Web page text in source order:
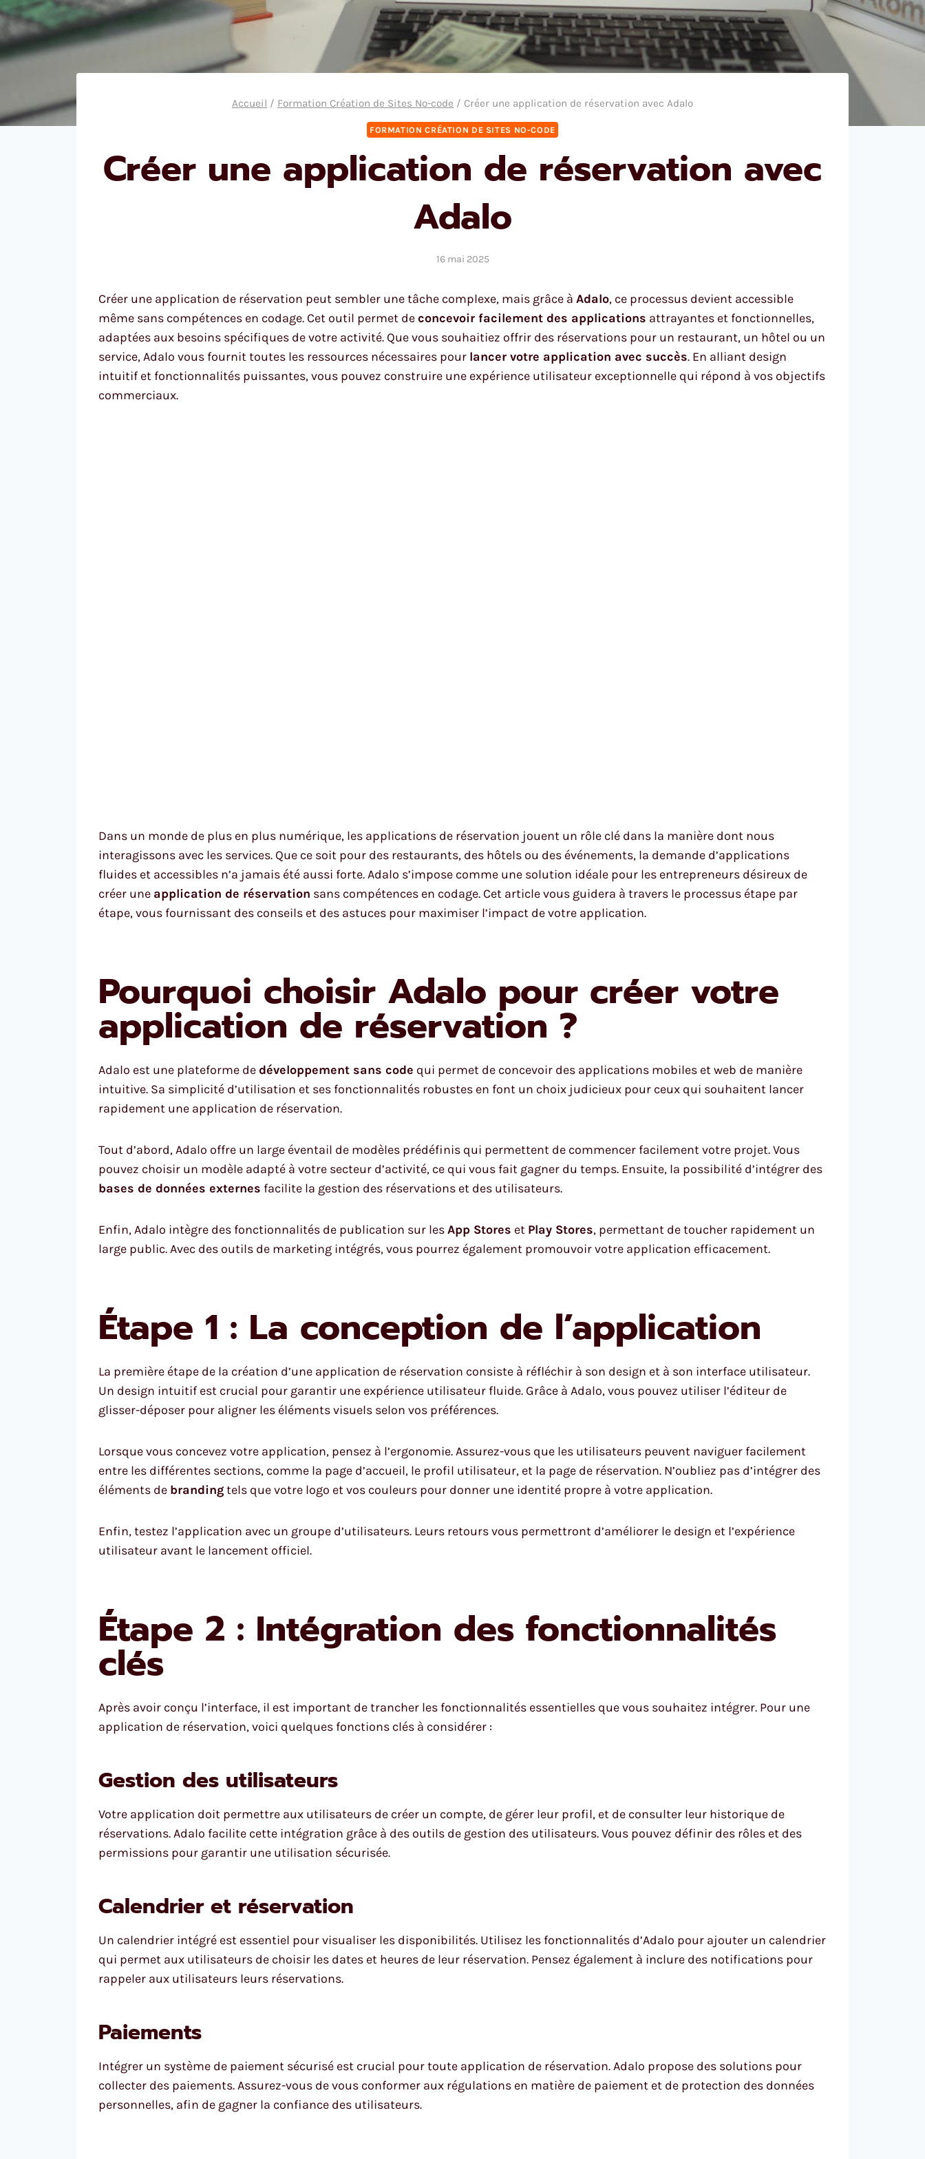
Accueil / Formation Création de Sites No-code / Créer une application de réservation avec Adalo
FORMATION CRÉATION DE SITES NO-CODE
Créer une application de réservation avec
Adalo
16 mai 2025
Créer une application de réservation peut sembler une tâche complexe, mais grâce à Adalo, ce processus devient accessible
même sans compétences en codage. Cet outil permet deconcevoir facilement des applications attrayantes et fonctionnelles,
adaptées aux besoins spécifiques de votre activité. Que vous souhaitiez offrir des réservations pour un restaurant, un hôtel ou un
service, Adalo vous fournit toutes les ressources nécessaires pour lancer votre application avec succès. En alliant design
intuitif et fonctionnalités puissantes, vous pouvez construire une expérience utilisateur exceptionnelle qui répond à vos objectifs
commerciaux.
Dans un monde de plus en plus numérique, les applications de réservation jouent un rôle clé dans la manière dont nous
interagissons avec les services. Que ce soit pour des restaurants, des hôtels ou des événements, la demande d’applications
fluides et accessibles n’a jamais été aussi forte. Adalo s’impose comme une solution idéale pour les entrepreneurs désireux de
créer une application de réservation sans compétences en codage. Cet article vous guidera à travers le processus étape par
étape, vous fournissant des conseils et des astuces pour maximiser l’impact de votre application.
Pourquoi choisir Adalo pour créer votre
application de réservation ?
Adalo est une plateforme de développement sans code qui permet de concevoir des applications mobiles et web de manière
intuitive. Sa simplicité d’utilisation et ses fonctionnalités robustes en font un choix judicieux pour ceux qui souhaitent lancer
rapidement une application de réservation.
Tout d’abord, Adalo offre un large éventail de modèles prédéfinis qui permettent de commencer facilement votre projet. Vous
pouvez choisir un modèle adapté à votre secteur d’activité, ce qui vous fait gagner du temps. Ensuite, la possibilité d’intégrer des
bases de données externes facilite la gestion des réservations et des utilisateurs.
Enfin, Adalo intègre des fonctionnalités de publication sur lesApp Stores et Play Stores, permettant de toucher rapidement un
large public. Avec des outils de marketing intégrés, vous pourrez également promouvoir votre application efficacement.
Étape 1 : La conception de l’application
La première étape de la création d’une application de réservation consiste à réfléchir à son design et à son interface utilisateur.
Un design intuitif est crucial pour garantir une expérience utilisateur fluide. Grâce à Adalo, vous pouvez utiliser l’éditeur de
glisser-déposer pour aligner les éléments visuels selon vos préférences.
Lorsque vous concevez votre application, pensez à l’ergonomie. Assurez-vous que les utilisateurs peuvent naviguer facilement
entre les différentes sections, comme la page d’accueil, le profil utilisateur, et la page de réservation. N’oubliez pas d’intégrer des
éléments de brandingtels que votre logo et vos couleurs pour donner une identité propre à votre application.
Enfin, testez l’application avec un groupe d’utilisateurs. Leurs retours vous permettront d’améliorer le design et l’expérience
utilisateur avant le lancement officiel.
Étape 2 : Intégration des fonctionnalités
clés
Après avoir conçu l’interface, il est important de trancher les fonctionnalités essentielles que vous souhaitez intégrer. Pour une
application de réservation, voici quelques fonctions clés à considérer :
Gestion des utilisateurs
Votre application doit permettre aux utilisateurs de créer un compte, de gérer leur profil, et de consulter leur historique de
réservations. Adalo facilite cette intégration grâce à des outils de gestion des utilisateurs. Vous pouvez définir des rôles et des
permissions pour garantir une utilisation sécurisée.
Calendrier et réservation
Un calendrier intégré est essentiel pour visualiser les disponibilités. Utilisez les fonctionnalités d’Adalo pour ajouter un calendrier
qui permet aux utilisateurs de choisir les dates et heures de leur réservation. Pensez également à inclure des notifications pour
rappeler aux utilisateurs leurs réservations.
Paiements
Intégrer un système de paiement sécurisé est crucial pour toute application de réservation. Adalo propose des solutions pour
collecter des paiements. Assurez-vous de vous conformer aux régulations en matière de paiement et de protection des données
personnelles, afin de gagner la confiance des utilisateurs.